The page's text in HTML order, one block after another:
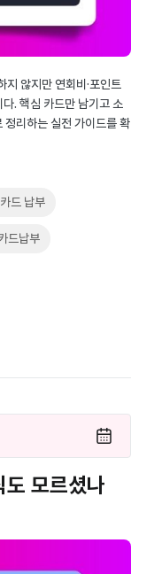
않지만 연회비·포인트
. 핵심 카드만 남기고 소
정리하는 실전 가이드를 확
드 납부
드납부
모르셨나